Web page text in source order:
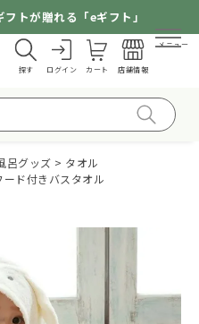
トが贈れる「eギフト」
探す ログイン カート 店舗情報
メニュー
呂グッズ
タオル
ド付きバスタオル